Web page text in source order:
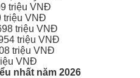
triệu VNĐ
triệu VNĐ
triệu VNĐ
triệu VNĐ
triệu VNĐ
VNĐ
nhất năm 2026